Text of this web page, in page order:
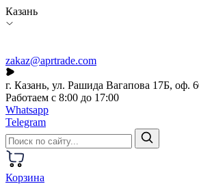
Казань
zakaz@aprtrade.com
г. Казань, ул. Рашида Вагапова 17Б, оф.
Работаем с 8:00 до 17:00
Whatsapp
Telegram
Корзина